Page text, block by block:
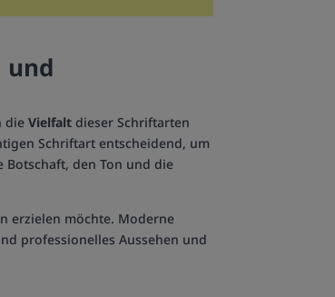
und
dieVielfalt dieser Schriftarten
Schriftart entscheidend, um
den Ton und die
erzielen möchte. Moderne
professionelles Aussehen und